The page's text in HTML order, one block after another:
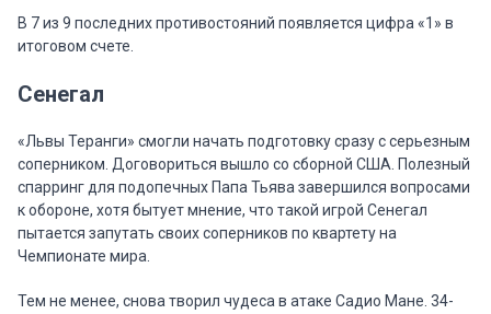
В 7 из 9 последних противостояний появляется цифра «1» в
итоговом счете.
Сенегал
«Львы Теранги» смогли начать подготовку сразу с серьезным
соперником. Договориться вышло со сборной США. Полезный
спарринг для подопечных Папа Тьява завершился вопросами
к обороне, хотя бытует мнение, что такой игрой Сенегал
пытается запутать своих соперников по квартету на
Чемпионате мира.
Тем не менее, снова творил чудеса в атаке Садио Мане. 34-